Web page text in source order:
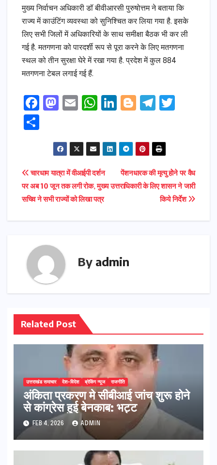
मुख्य निर्वाचन अधिकारी डॉ बीवीआरसी पुरुषोत्तम ने बताया कि
राज्य में काउंटिंग व्यवस्था को सुनिश्चित कर लिया गया है. इसके
लिए सभी जिलों में अधिकारियों के साथ समीक्षा बैठक भी कर ली
गई है. मतगणना को पारदर्शी रूप से पूरा करने के लिए मतगणना
स्थल को तीन सुरक्षा घेरे में रखा गया है. प्रदेश में कुल 884
मतगणना टेबल लगाई गई हैं.
F
o
o
M
t
o
d
o
E
l
W
ts
A
p
p
Li
e
dI
n
Bl
g
r
T
gr
m
e
r
ar
e
Post
navigation
पेंशनधारक की मृत्यु होेने पर वैध
उत्तराधिकारी के लिए शासन ने जारी
किये निर्देश
चारधाम यात्रा में वीआईपी दर्शन
पर अब 10 जून तक लगी रोक, मुख्य
सचिव ने सभी राज्यों को लिखा पत्र
By admin
Related Post
उत्तराखंड समाचार देश-विदेश ब्रेकिंग न्यूज राजनीति
अंकिता प्रकरण मे सीबीआई जांच शुरू होने
से कांग्रेस हुई बेनकाब: भट्ट
FEB 4, 2026 ADMIN